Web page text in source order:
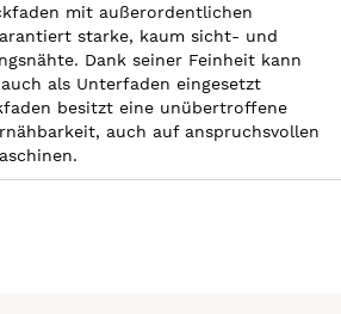
mit außerordentlichen
starke, kaum sicht- und
Dank seiner Feinheit kann
als Unterfaden eingesetzt
besitzt eine unübertroffene
auch auf anspruchsvollen